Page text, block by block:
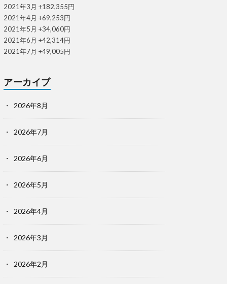
2021年3月 +182,355円
2021年4月 +69,253円
2021年5月 +34,060円
2021年6月 +42,314円
2021年7月 +49,005円
アーカイブ
2026年8月
2026年7月
2026年6月
2026年5月
2026年4月
2026年3月
2026年2月